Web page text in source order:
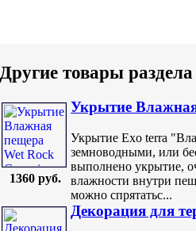
Другие товары
1360 руб.
Укрытие
Укрытие Exo terra
земноводными, или
выполнено укрытие,
влажности внутри
можно спрятатьс...
Декорация для